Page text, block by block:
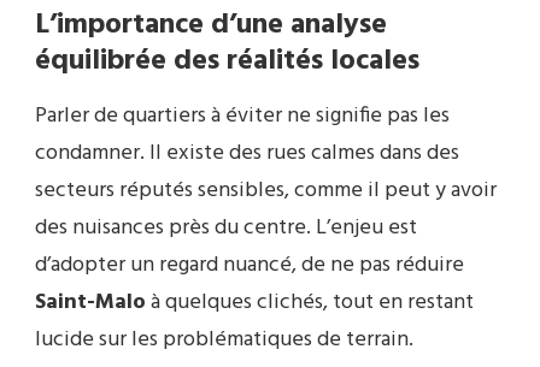
L’importance d’une analyse
équilibrée des réalités locales
Parler de quartiers à éviter ne signifie pas les
condamner. Il existe des rues calmes dans des
secteurs réputés sensibles, comme il peut y avoir
des nuisances près du centre. L’enjeu est
d’adopter un regard nuancé, de ne pas réduire
Saint-Maloà quelques clichés, tout en restant
lucide sur les problématiques de terrain.